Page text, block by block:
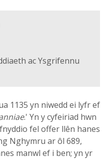
ac Ysgrifennu
1135 yn niwedd ei lyfr ef
.' Yn y cyfeiriad hwn
fel offer llên hanes
Nghymru ar ôl 689,
manwl ef i ben; yn yr